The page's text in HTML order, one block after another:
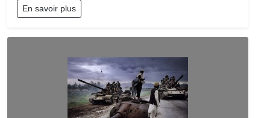
En savoir plus